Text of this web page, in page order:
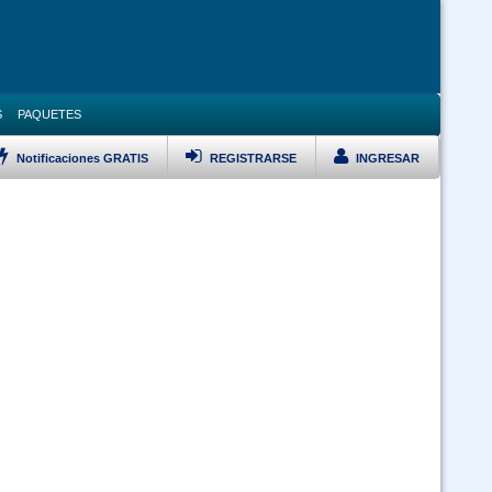
LISTAR TODOS LOS CURSOS
PAQUETES
INGRESAR
REGISTRARSE
Notificaciones GRATIS